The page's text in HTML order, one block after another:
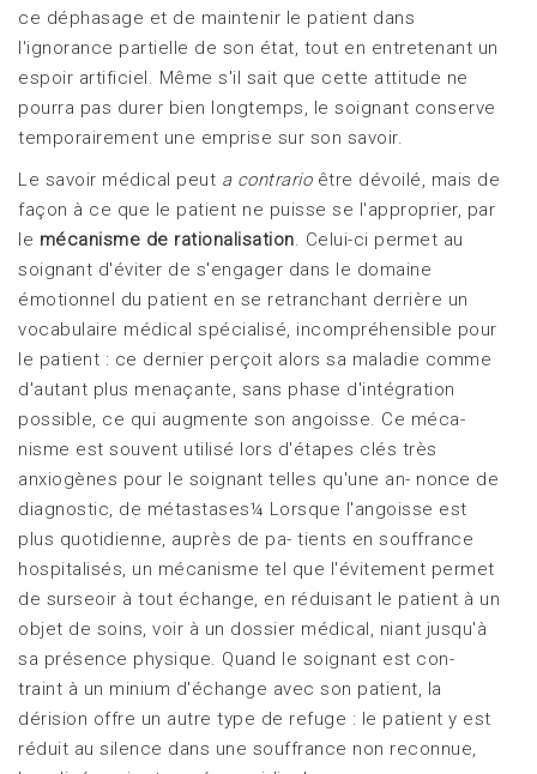
ce déphasage et de maintenir le patient dans
l'ignorance partielle de son état, tout en entretenant un
espoir artificiel. Même s'il sait que cette attitude ne
pourra pas durer bien longtemps, le soignant conserve
temporairement une emprise sur son savoir.
Le savoir médical peut a contrarioêtre dévoilé, mais de
façon à ce que le patient ne puisse se l'approprier, par
le mécanisme de rationalisation. Celui-ci permet au
soignant d'éviter de s'engager dans le domaine
émotionnel du patient en se retranchant derrière un
vocabulaire médical spécialisé, incompréhensible pour
le patient : ce dernier perçoit alors sa maladie comme
d'autant plus menaçante, sans phase d'intégration
possible, ce qui augmente son angoisse. Ce méca-
nisme est souvent utilisé lors d'étapes clés très
anxiogènes pour le soignant telles qu'une an- nonce de
diagnostic, de métastases¼ Lorsque l'angoisse est
plus quotidienne, auprès de pa- tients en souffrance
hospitalisés, un mécanisme tel que l'évitement permet
de surseoir à tout échange, en réduisant le patient à un
objet de soins, voir à un dossier médical, niant jusqu'à
sa présence physique. Quand le soignant est con-
traint à un minium d'échange avec son patient, la
dérision offre un autre type de refuge : le patient y est
réduit au silence dans une souffrance non reconnue,